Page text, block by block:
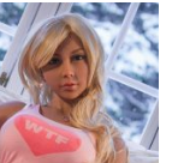
€598.00
a
€998.00
ha
più
varianti.
Le
opzioni